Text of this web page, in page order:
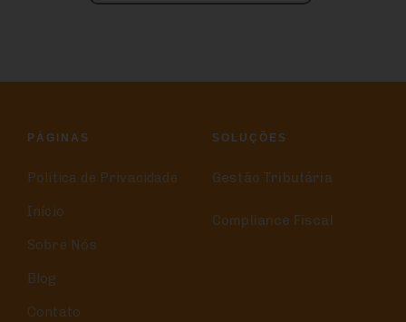
PÁGINAS
Política de Privacidade
Início
Sobre Nós
Blog
Contato
SOLUÇÕES
Gestão Tributária
Compliance Fiscal